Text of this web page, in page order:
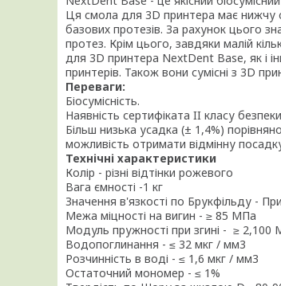
Ця смола для 3D принтера має нижчу
базових протезів. За рахунок цього
протез. Крім цього, завдяки малій
для 3D принтера NextDent Base, як і
принтерів. Також вони сумісні з 3D
Переваги:
Біосумісність.
Наявність сертифіката II класу
Більш низька усадка (± 1,4%)
можливість отримати відмінну
Технічні характеристики
Колір - різні відтінки рожевого
Вага ємності -1 кг
Значення в'язкості по Брукфільду -
Межа міцності на вигин - ≥ 85 МПа
Модуль пружності при згині - ≥ 2,100
Водопоглинання - ≤ 32 мкг / мм3
Розчинність в воді - ≤ 1,6 мкг / мм3
Остаточний мономер - ≤ 1%